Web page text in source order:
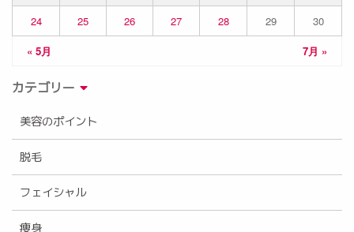
« 5月 7月 »
24
25 26 27 28 29 30
カテゴリー
美容のポイント
脱毛
フェイシャル
痩身